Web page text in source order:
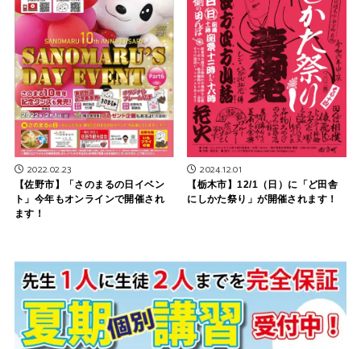
2022.02.23
【佐野市】「さのまるの日イベン
ト」今年もオンラインで開催され
ます！
2024.12.01
【栃木市】12/1（日）に「ど田舎
にしかた祭り」が開催されます！